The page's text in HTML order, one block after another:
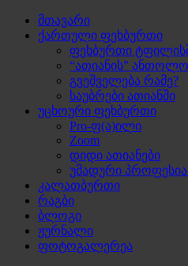
მთავარი
ქართული ფეხბურთი
ფეხბურთი
“ათიანის”
გვეშველება რამე?
საუბრები ათიანში
უცხოური ფეხბურთი
Pro-ფ(ა)ილი
Zoom
დიდი ათიანები
უმადური
კალათბურთი
რაგბი
ბლოგი
ჟურნალი
ფოტოგალერეა